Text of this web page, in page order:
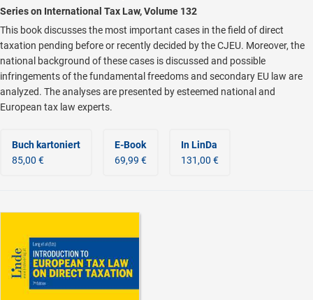
Series on International Tax Law, Volume 132
This book discusses the most important cases in the field of direct
taxation pending before or recently decided by the CJEU. Moreover, the
national background of these cases is discussed and possible
infringements of the fundamental freedoms and secondary EU law are
analyzed. The analyses are presented by esteemed national and
European tax law experts.
Buch kartoniert
85,00 €
E-Book
69,99 €
In LinDa
131,00 €